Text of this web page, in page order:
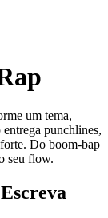
um tema,
punchlines,
Do boom-bap
seu flow.